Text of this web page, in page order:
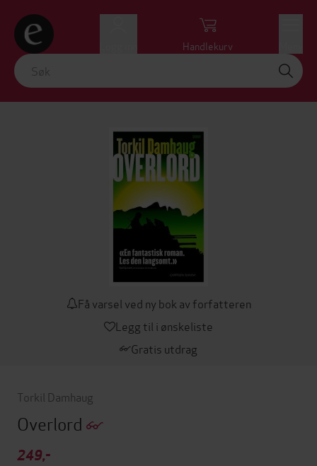
Handlekurv
Få varsel ved ny bok av forfatteren
Legg til i ønskeliste
Gratis utdrag
Torkil Damhaug
Overlord
249,-